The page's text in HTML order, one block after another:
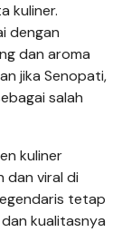
kuliner.
dengan
dan aroma
jika Senopati,
salah
kuliner
dan viral di
tetap
kualitasnya